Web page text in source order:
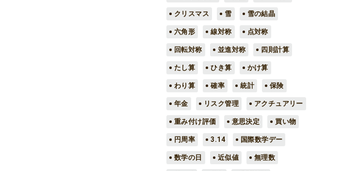
クリスマス 雪 雪の結晶
六角形 線対称 点対称
回転対称 並進対称 四則計算
たし算 ひき算 かけ算
わり算 確率 統計 保険
年金 リスク管理 アクチュアリー
重み付け評価 意思決定 買い物
円周率 3.14 国際数学デー
数学の日 近似値 無理数